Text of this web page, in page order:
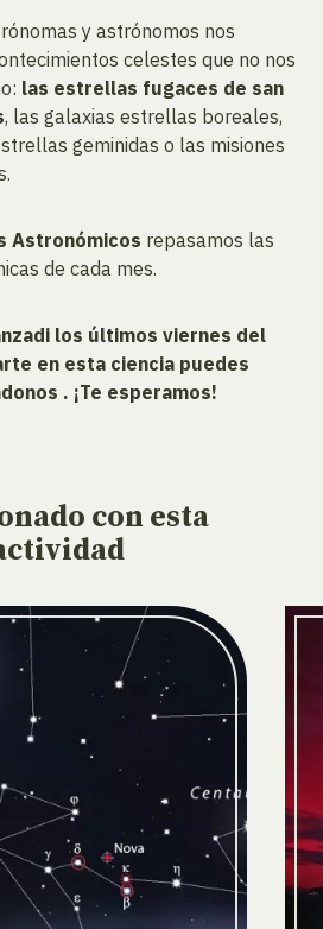
y astrónomos nos
celestes que no nos
las estrellas fugaces de san
, las galaxias estrellas boreales,
geminidas o las misiones
Astronómicos repasamos las
de cada mes.
los últimos viernes del
en esta ciencia puedes
. ¡Te esperamos!
con esta